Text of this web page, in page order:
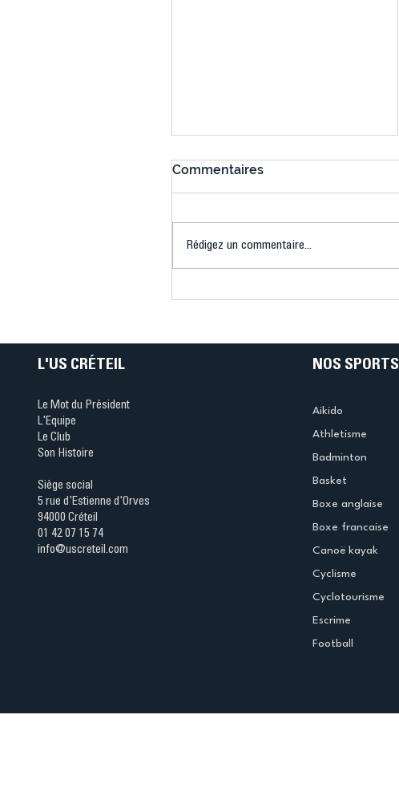
Ping ? Quand le tennis de
Commentaires
Rédigez un commentaire...
L'US CRÉTEIL
Le Mot du Président
L'Equipe
Le Club
Son Histoire
Siège social
5 rue d'Estienne d'Orves
94000 Créteil
01 42 07 15 74
info@uscreteil.com
NOS SPORTS
Aikido
Athletisme
Badminton
Basket
Boxe anglaise
Boxe francaise
Canoë kayak
Cyclisme
Cyclotourisme
Escrime
Football